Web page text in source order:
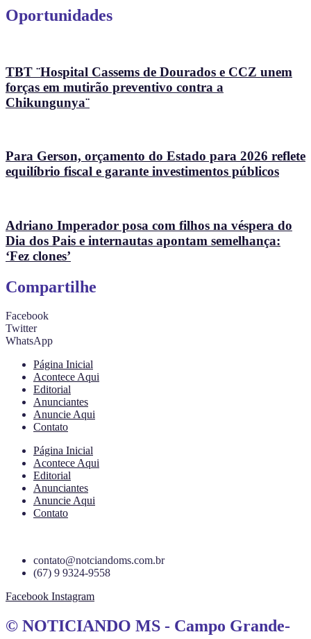
Oportunidades
TBT ¨Hospital Cassems de Dourados e CCZ unem
forças em mutirão preventivo contra a
Chikungunya¨
Para Gerson, orçamento do Estado para 2026 reflete
equilíbrio fiscal e garante investimentos públicos
Adriano Imperador posa com filhos na véspera do
Dia dos Pais e internautas apontam semelhança:
‘Fez clones’
Compartilhe
Facebook
Twitter
WhatsApp
Página Inicial
Acontece Aqui
Editorial
Anunciantes
Anuncie Aqui
Contato
Página Inicial
Acontece Aqui
Editorial
Anunciantes
Anuncie Aqui
Contato
contato@notciandoms.com.br
(67) 9 9324-9558
Facebook Instagram
© NOTICIANDO MS - Campo Grande-